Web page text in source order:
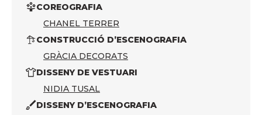
COREOGRAFIA
CHANEL TERRER
CONSTRUCCIÓ D’ESCENOGRAFIA
GRÀCIA DECORATS
DISSENY DE VESTUARI
NIDIA TUSAL
DISSENY D’ESCENOGRAFIA